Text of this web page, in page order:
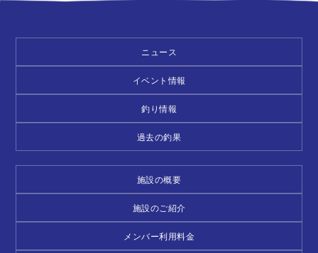
ニュース
イベント情報
釣り情報
過去の釣果
施設の概要
施設のご紹介
メンバー利用料金